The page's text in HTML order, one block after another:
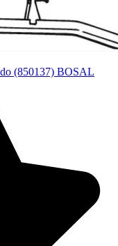
(850137) BOSAL